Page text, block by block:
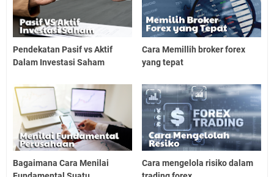
Pendekatan Pasif vs Aktif
Dalam Investasi Saham
Cara Memillih broker forex
yang tepat
Bagaimana Cara Menilai
Cara mengelola risiko dalam